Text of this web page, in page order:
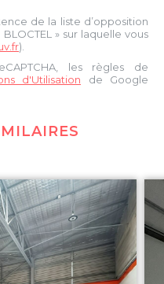
de la liste d’opposition
» sur laquelle vous
).
les règles de
d'Utilisation de Google